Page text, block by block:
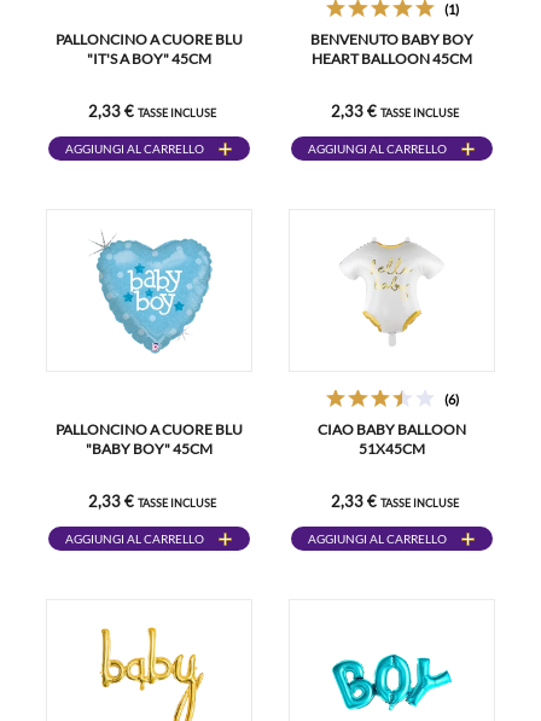
PALLONCINO A CUORE BLU
"IT'S A BOY" 45CM
2,33 € TASSE INCLUSE
AGGIUNGI AL CARRELLO
(1)
BENVENUTO BABY BOY
HEART BALLOON 45CM
2,33 € TASSE INCLUSE
AGGIUNGI AL CARRELLO
PALLONCINO A CUORE BLU
"BABY BOY" 45CM
2,33 € TASSE INCLUSE
AGGIUNGI AL CARRELLO
(6)
CIAO BABY BALLOON
51X45CM
2,33 € TASSE INCLUSE
AGGIUNGI AL CARRELLO